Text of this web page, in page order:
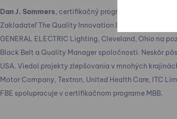
Dan J. Sommers, certifikačný program Six Sigma
Zakladateľ The Quality Innovation Institute, USA.
GENERAL ELECTRIC Lighting, Cleveland, Ohio na
Black Belt a Quality Manager spoločnosti. Neskôr
USA. Viedol projekty zlepšovania v mnohých
Motor Company, Textron, United Health Care, ITC
FBE spolupracuje v certifikačnom programe MBB.